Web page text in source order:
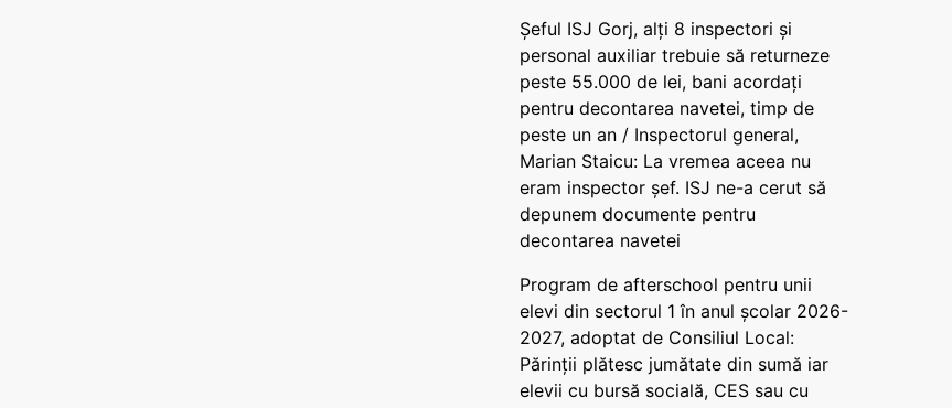
Șeful ISJ Gorj, alți 8 inspectori și
personal auxiliar trebuie să returneze
peste 55.000 de lei, bani acordați
pentru decontarea navetei, timp de
peste un an / Inspectorul general,
Marian Staicu: La vremea aceea nu
eram inspector șef. ISJ ne-a cerut să
depunem documente pentru
decontarea navetei
Program de afterschool pentru unii
elevi din sectorul 1 în anul școlar 2026-
2027, adoptat de Consiliul Local:
Părinții plătesc jumătate din sumă iar
elevii cu bursă socială, CES sau cu